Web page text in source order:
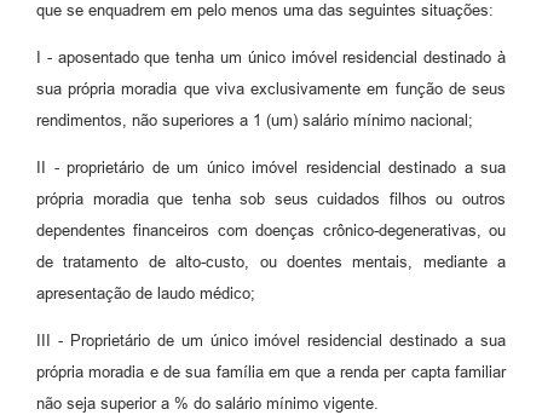
que se enquadrem em pelo menos uma das seguintes situações:
I - aposentado que tenha um único imóvel residencial destinado à
sua própria moradia que viva exclusivamente em função de seus
rendimentos, não superiores a 1 (um) salário mínimo nacional;
II - proprietário de um único imóvel residencial destinado a sua
própria moradia que tenha sob seus cuidados filhos ou outros
dependentes financeiros com doenças crônico-degenerativas, ou
de tratamento de alto-custo, ou doentes mentais, mediante a
apresentação de laudo médico;
III - Proprietário de um único imóvel residencial destinado a sua
própria moradia e de sua família em que a renda per capta familiar
não seja superior a % do salário mínimo vigente.